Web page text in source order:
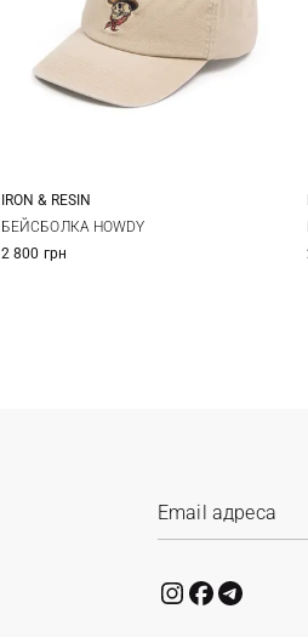
One size
IRON & RESIN
БЕЙСБОЛКА HOWDY
2 800 грн